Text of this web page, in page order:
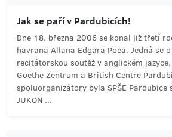
Jak se paří v Pardubicích!
Dne 18. března 2006 se konal již třetí
havrana Allana Edgara Poea. Jedná se
recitátorskou soutěž v anglickém
Goethe Zentrum a British Centre
spoluorganizátory byla SPŠE
JUKON ...